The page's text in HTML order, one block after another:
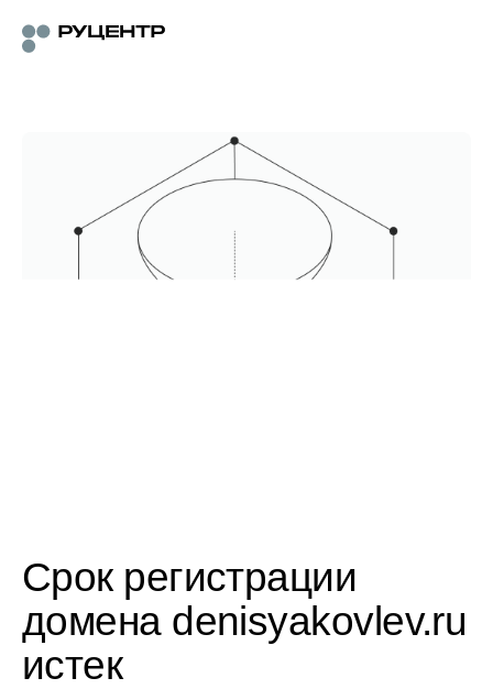
Срок регистрации
домена denisyakovlev.ru
истек